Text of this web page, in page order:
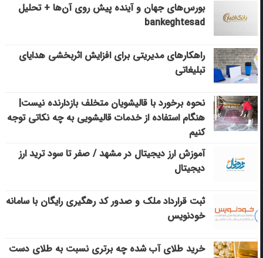
بورس‌های جهان و آینده پیش روی آن‌ها + تحلیل
bankeghtesad
راهکارهای مدیریتی برای افزایش اثربخشی هدایای
تبلیغاتی
نحوه برخورد با قالیشویان متخلف بازدارنده نیست|
هنگام استفاده از خدمات قالیشویی به چه نکاتی توجه
کنیم
آموزش ارز دیجیتال در مشهد / صفر تا سود ترید ارز
دیجیتال
ثبت قرارداد ملک و صدور کد رهگیری رایگان با سامانه
خودنویس
خرید طلای آب شده چه برتری نسبت به طلای دست